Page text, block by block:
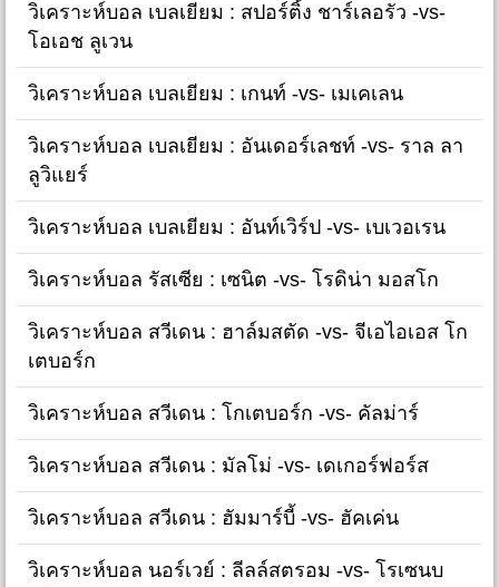
วิเคราะห์บอล เบลเยียม : สปอร์ติ้ง ชาร์เลอรัว -vs-
โอเอช ลูเวน
วิเคราะห์บอล เบลเยียม : เกนท์ -vs- เมเคเลน
วิเคราะห์บอล เบลเยียม : อันเดอร์เลชท์ -vs- ราล ลา
ลูวิแยร์
วิเคราะห์บอล เบลเยียม : อันท์เวิร์ป -vs- เบเวอเรน
วิเคราะห์บอล รัสเซีย : เซนิต -vs- โรดิน่า มอสโก
วิเคราะห์บอล สวีเดน : ฮาล์มสตัด -vs- จีเอไอเอส โก
เตบอร์ก
วิเคราะห์บอล สวีเดน : โกเตบอร์ก -vs- คัลม่าร์
วิเคราะห์บอล สวีเดน : มัลโม่ -vs- เดเกอร์ฟอร์ส
วิเคราะห์บอล สวีเดน : ฮัมมาร์บี้ -vs- ฮัคเค่น
วิเคราะห์บอล นอร์เวย์ : ลีลล์สตรอม -vs- โรเซนบ